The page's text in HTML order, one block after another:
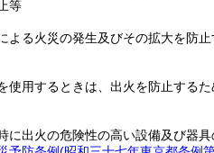
等
よる火災の発生及びその拡大を防
使用するときは、出火を防止する
に出火の危険性の高い設備及び器